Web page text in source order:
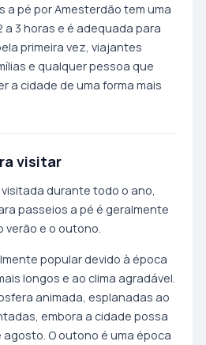
a pé por Amesterdão tem uma
a 3 horas e é adequada para
primeira vez, viajantes
e qualquer pessoa que
a cidade de uma forma mais
visitar
durante todo o ano,
passeios a pé é geralmente
verão e o outono.
popular devido à época
longos e ao clima agradável.
animada, esplanadas ao
embora a cidade possa
O outono é uma época